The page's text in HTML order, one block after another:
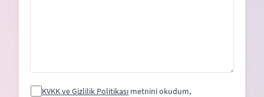
KVKK ve Gizlilik Politikası metnini okudum,